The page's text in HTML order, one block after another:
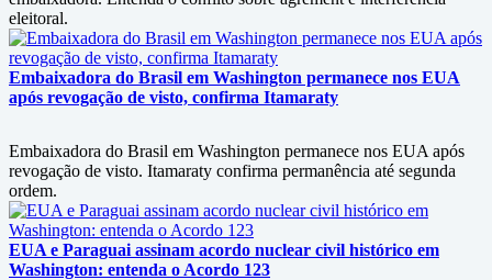
eleitoral.
Embaixadora do Brasil em Washington permanece nos EUA
após revogação de visto, confirma Itamaraty
Embaixadora do Brasil em Washington permanece nos EUA após
revogação de visto. Itamaraty confirma permanência até segunda
ordem.
EUA e Paraguai assinam acordo nuclear civil histórico em
Washington: entenda o Acordo 123